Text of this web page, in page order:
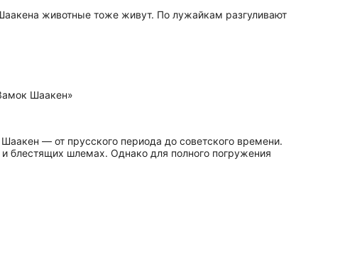
животные тоже живут. По лужайкам разгуливают
Шаакен»
— от прусского периода до советского времени.
шлемах. Однако для полного погружения